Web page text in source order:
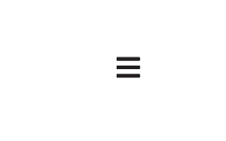
Ouvrir la